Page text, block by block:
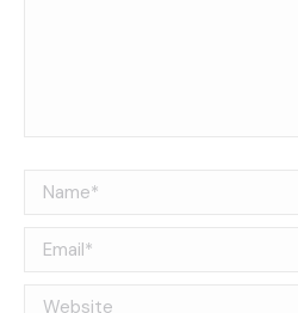
Name *
Email *
Website